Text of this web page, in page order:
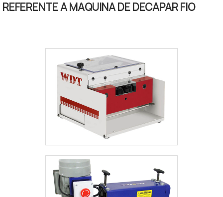
Mascara frontal com regulagem vertical
milímetros no diâmetro externo. Temos
todas as peças para reposição caso
precise fazer alguma manutenção.
Operação não requer nenhuma habilidade
especial apenas bom senso. Ideal para
descascar fios de sucatas de diferentes
tamanhos. É um equipamento lucrativo para
seu negocio de reciclagem .uma alternativa
de baixo custo. Especificações:
Acompanha: 1 chave allen 4mm , ,manual de
instruções. Peso : 25 kilos Medição: 40mm
x 45 mm x 22 mm Máquina com 1 ano de
REFERENTE A MAQUINA DE DECAPAR FIO